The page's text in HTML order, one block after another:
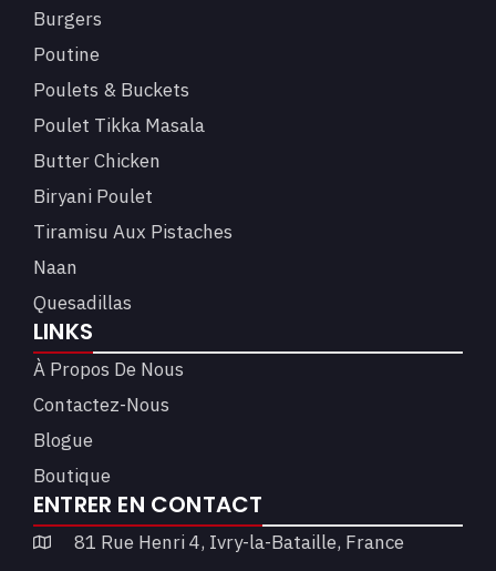
Burgers
Poutine
Poulets & Buckets
Poulet Tikka Masala
Butter Chicken
Biryani Poulet
Tiramisu Aux Pistaches
Naan
Quesadillas
LINKS
À Propos De Nous
Contactez-Nous
Blogue
Boutique
ENTRER EN CONTACT
81 Rue Henri 4, Ivry-la-Bataille, France